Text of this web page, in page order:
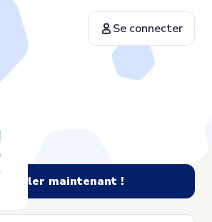
Se connecter
Postuler maintenant !